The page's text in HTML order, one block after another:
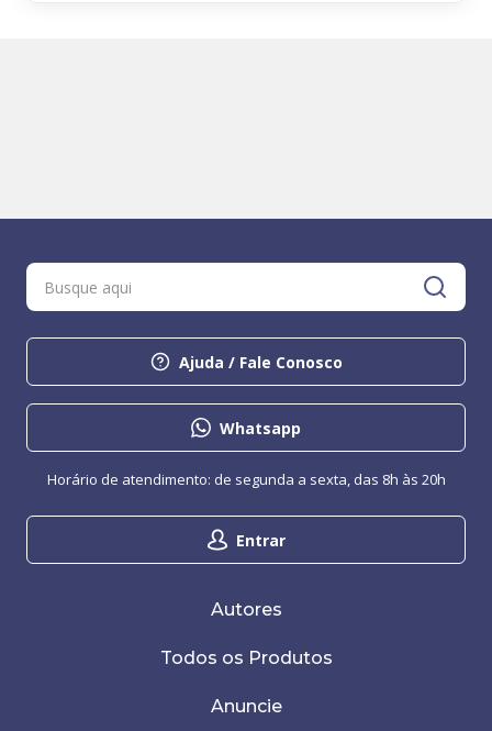
Ajuda / Fale Conosco
Whatsapp
Entrar
Horário de atendimento: de segunda a sexta, das 8h às 20h
Autores
Todos os Produtos
Anuncie